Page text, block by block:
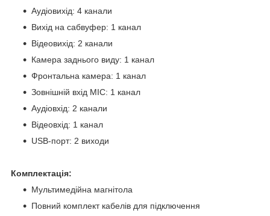
Аудіовихід: 4 канали
Вихід на сабвуфер: 1 канал
Відеовихід: 2 канали
Камера заднього виду: 1 канал
Фронтальна камера: 1 канал
Зовнішній вхід MIC: 1 канал
Аудіовхід: 2 канали
Відеовхід: 1 канал
USB-порт: 2 виходи
Комплектація:
Мультимедійна магнітола
Повний комплект кабелів для підключення